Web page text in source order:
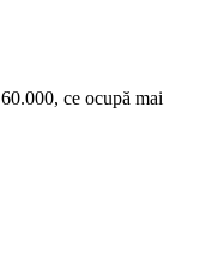
ce ocupă mai